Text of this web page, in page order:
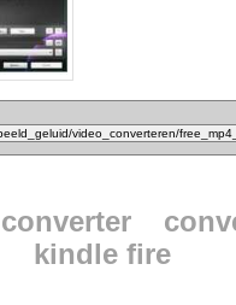
kindle fire